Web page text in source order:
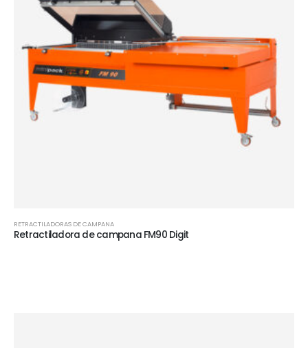
RETRACTILADORAS DE CAMPANA
Retractiladora de campana FM90 Digit